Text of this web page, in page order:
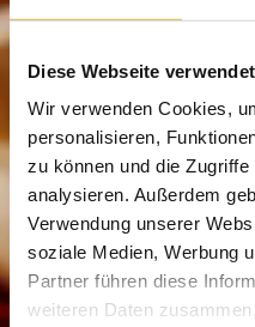
Diese Webseite
Wir verwenden Cookies,
personalisieren,
zu können und die
analysieren. Außerdem
Verwendung unserer
soziale Medien, Werbung
Partner führen diese
weiteren Daten